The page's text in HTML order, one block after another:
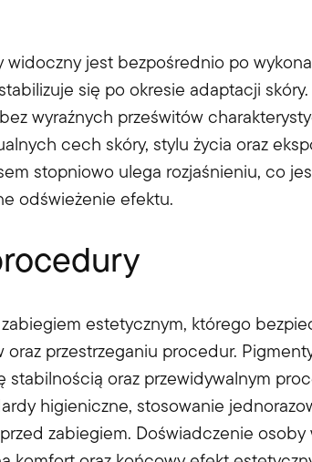
widoczny jest bezpośrednio po
się po okresie adaptacji skóry.
wyraźnych prześwitów
cech skóry, stylu życia oraz
stopniowo ulega rozjaśnieniu, co
odświeżenie efektu.
estetycznym, którego
oraz przestrzeganiu procedur.
stabilnością oraz przewidywalnym
higieniczne, stosowanie
zabiegiem. Doświadczenie osoby